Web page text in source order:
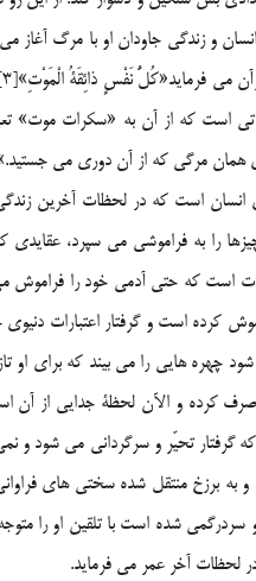
و سنگين».[2] حيات اخروي انسان و زندگي
مرگي كه از آن دوري مي
است كه در لحظات آخرين
را به فراموشي مي سپرد، عقايدي كه
است كه حتي آدمي خود را فراموش
فراموش كرده است و گرفتار
هايي را مي بيند كه براي او
صرف كرده و الآن لحظة جدايي از
گرفتار تحيّر و سرگرداني مي شود و